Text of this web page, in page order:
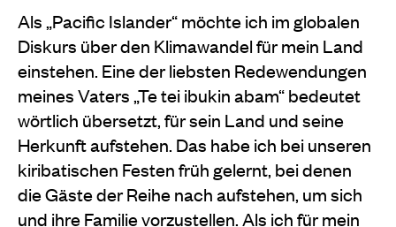
Als „Pacific Islander“ möchte ich im globalen
Diskurs über den Klimawandel für mein Land
einstehen. Eine der liebsten Redewendungen
meines Vaters „Te tei ibukin abam“ bedeutet
wörtlich übersetzt, für sein Land und seine
Herkunft aufstehen. Das habe ich bei unseren
kiribatischen Festen früh gelernt, bei denen
die Gäste der Reihe nach aufstehen, um sich
und ihre Familie vorzustellen. Als ich für mein